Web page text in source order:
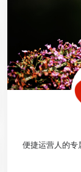
便捷运营人的